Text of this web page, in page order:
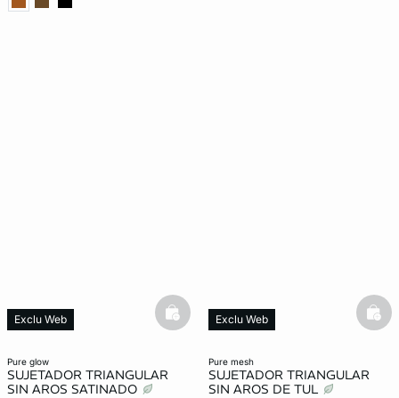
pure glow
SUJETADOR TRIANGULAR
SIN AROS SATINADO
Exclu Web
basketfull
pure mesh
SUJETADOR TRIANGULAR
SIN AROS DE TUL
Exclu Web